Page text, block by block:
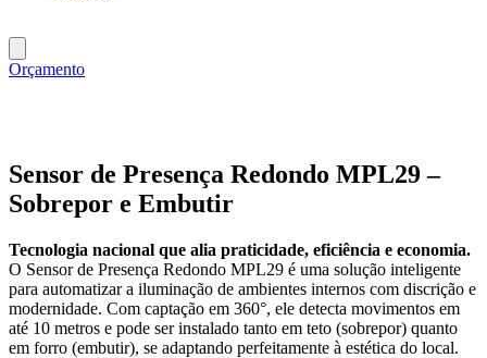
Orçamento
Sensor de Presença Redondo MPL29 –
Sobrepor e Embutir
Tecnologia nacional que alia praticidade, eficiência e economia.
O Sensor de Presença Redondo MPL29 é uma solução inteligente
para automatizar a iluminação de ambientes internos com discrição e
modernidade. Com captação em 360°, ele detecta movimentos em
até 10 metros e pode ser instalado tanto em teto (sobrepor) quanto
em forro (embutir), se adaptando perfeitamente à estética do local.